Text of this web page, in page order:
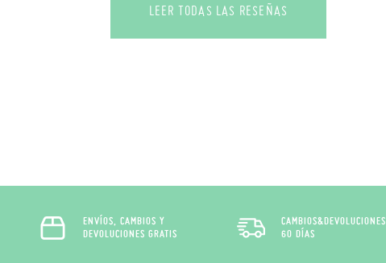
LEER TODAS LAS RESEÑAS
ENVÍOS, CAMBIOS Y
DEVOLUCIONES GRATIS
CAMBIOS&DEVOLUCIONES
60 DÍAS